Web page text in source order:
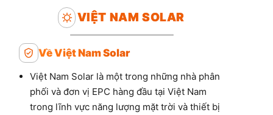
VIỆT NAM SOLAR
Về Việt Nam Solar
Việt Nam Solar là một trong những nhà phân
phối và đơn vị EPC hàng đầu tại Việt Nam
trong lĩnh vực năng lượng mặt trời và thiết bị